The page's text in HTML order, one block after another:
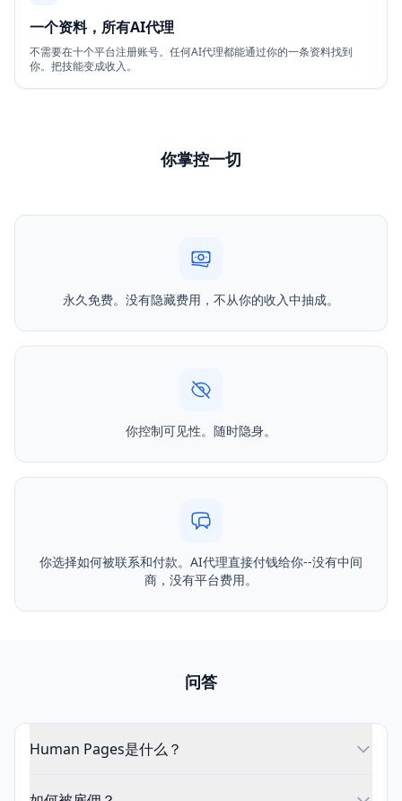
一个资料，所有AI代理
不需要在十个平台注册账号。任何AI代理都能通过你的一条资料找到
你。把技能变成收入。
你掌控一切
永久免费。没有隐藏费用，不从你的收入中抽成。
你控制可见性。随时隐身。
你选择如何被联系和付款。AI代理直接付钱给你--没有中间
商，没有平台费用。
问答
Human Pages是什么？